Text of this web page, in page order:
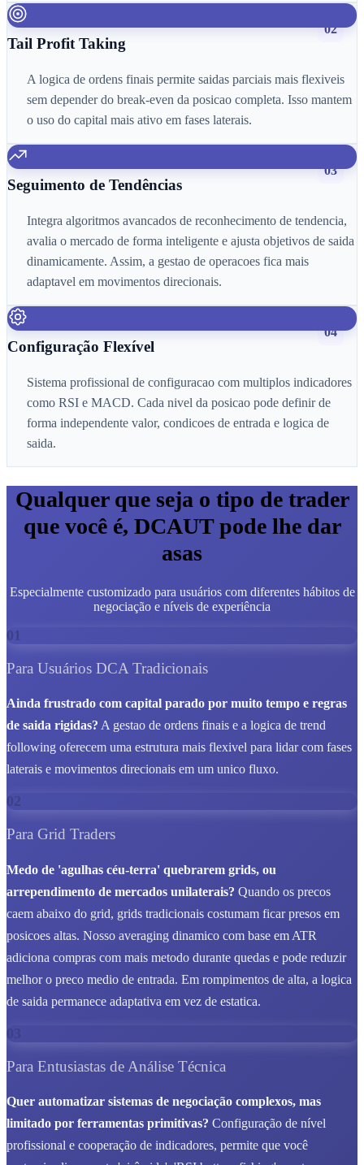
02
Tail Profit Taking
A logica de ordens finais permite saidas parciais mais flexiveis
sem depender do break-even da posicao completa. Isso mantem
o uso do capital mais ativo em fases laterais.
03
Seguimento de Tendências
Integra algoritmos avancados de reconhecimento de tendencia,
avalia o mercado de forma inteligente e ajusta objetivos de saida
dinamicamente. Assim, a gestao de operacoes fica mais
adaptavel em movimentos direcionais.
04
Configuração Flexível
Sistema profissional de configuracao com multiplos indicadores
como RSI e MACD. Cada nivel da posicao pode definir de
forma independente valor, condicoes de entrada e logica de
saida.
Qualquer que seja o tipo de trader
que você é, DCAUT pode lhe dar
asas
Especialmente customizado para usuários com diferentes hábitos de
negociação e níveis de experiência
01
Para Usuários DCA Tradicionais
Ainda frustrado com capital parado por muito tempo e regras
de saida rigidas? A gestao de ordens finais e a logica de trend
following oferecem uma estrutura mais flexivel para lidar com fases
laterais e movimentos direcionais em um unico fluxo.
02
Para Grid Traders
Medo de 'agulhas céu-terra' quebrarem grids, ou
arrependimento de mercados unilaterais? Quando os precos
caem abaixo do grid, grids tradicionais costumam ficar presos em
posicoes altas. Nosso averaging dinamico com base em ATR
adiciona compras com mais metodo durante quedas e pode reduzir
melhor o preco medio de entrada. Em rompimentos de alta, a logica
de saida permanece adaptativa em vez de estatica.
03
Para Entusiastas de Análise Técnica
Quer automatizar sistemas de negociação complexos, mas
limitado por ferramentas primitivas? Configuração de nível
profissional e cooperação de indicadores, permite que você